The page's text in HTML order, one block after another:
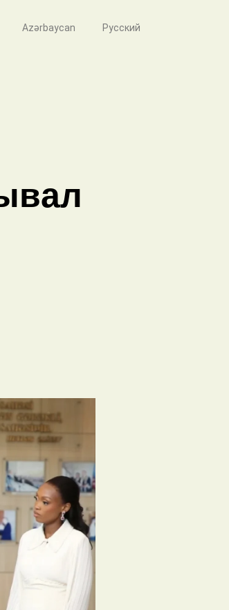
Azərbaycan Русский